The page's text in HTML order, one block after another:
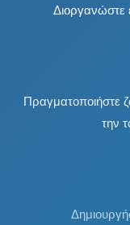
Διοργανώστε
Πραγματοποιήστε
την